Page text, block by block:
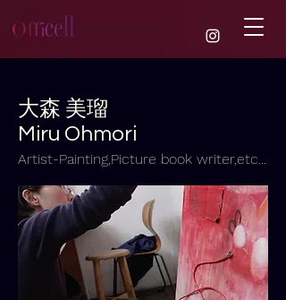
大森 美瑠
Miru Ohmori
Artist-Painting,Picture book writer,etc...